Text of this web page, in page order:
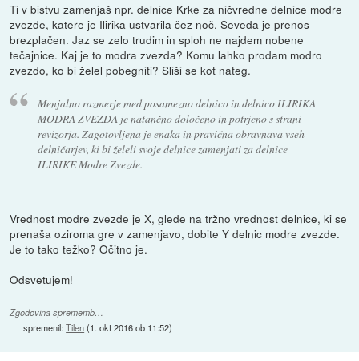
Ti v bistvu zamenjaš npr. delnice Krke za ničvredne delnice modre
zvezde, katere je Ilirika ustvarila čez noč. Seveda je prenos
brezplačen. Jaz se zelo trudim in sploh ne najdem nobene
tečajnice. Kaj je to modra zvezda? Komu lahko prodam modro
zvezdo, ko bi želel pobegniti? Sliši se kot nateg.
Menjalno razmerje med posamezno delnico in delnico ILIRIKA
MODRA ZVEZDA je natančno določeno in potrjeno s strani
revizorja. Zagotovljena je enaka in pravična obravnava vseh
delničarjev, ki bi želeli svoje delnice zamenjati za delnice
ILIRIKE Modre Zvezde.
Vrednost modre zvezde je X, glede na tržno vrednost delnice, ki se
prenaša oziroma gre v zamenjavo, dobite Y delnic modre zvezde.
Je to tako težko? Očitno je.
Odsvetujem!
Zgodovina sprememb…
spremenil:Tilen(1. okt 2016 ob 11:52)